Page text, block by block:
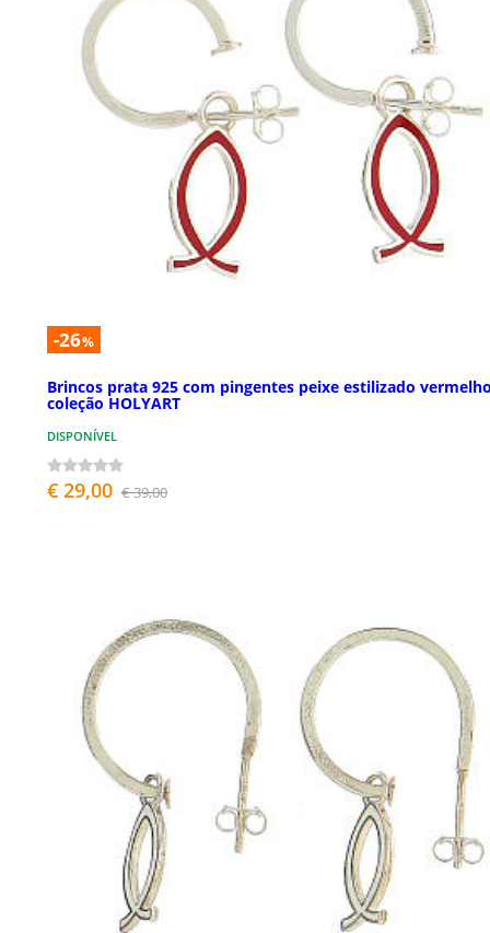
-26%
Brincos prata 925 com pingentes peixe estilizado
coleção HOLYART
DISPONÍVEL
€ 29,00 € 39,00